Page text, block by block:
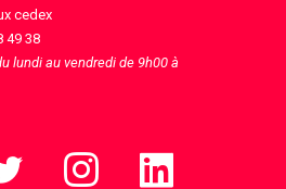
cedex
49 38
lundi au vendredi de 9h00 à